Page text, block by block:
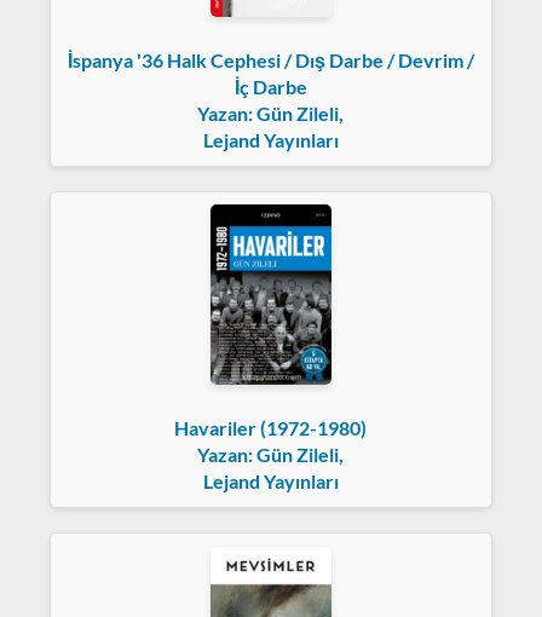
İspanya '36 Halk Cephesi / Dış Darbe / Devrim /
İç Darbe
Yazan: Gün Zileli,
Lejand Yayınları
Havariler (1972-1980)
Yazan: Gün Zileli,
Lejand Yayınları